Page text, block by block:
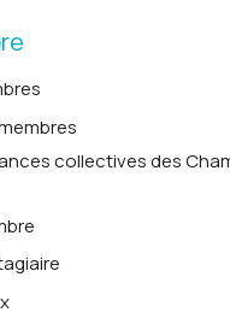
collectives des